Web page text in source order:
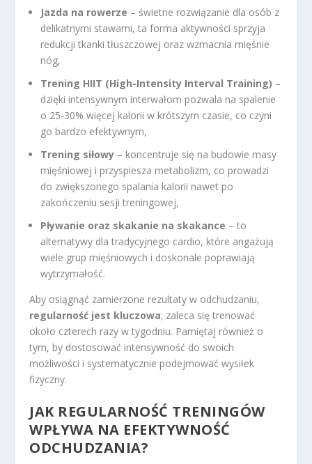
Jazda na rowerze – świetne rozwiązanie dla osób z
delikatnymi stawami, ta forma aktywności sprzyja
redukcji tkanki tłuszczowej oraz wzmacnia mięśnie
nóg,
Trening HIIT (High-Intensity Interval Training) –
dzięki intensywnym interwałom pozwala na spalenie
o 25-30% więcej kalorii w krótszym czasie, co czyni
go bardzo efektywnym,
Trening siłowy – koncentruje się na budowie masy
mięśniowej i przyspiesza metabolizm, co prowadzi
do zwiększonego spalania kalorii nawet po
zakończeniu sesji treningowej,
Pływanie oraz skakanie na skakance – to
alternatywy dla tradycyjnego cardio, które angażują
wiele grup mięśniowych i doskonale poprawiają
wytrzymałość.
Aby osiągnąć zamierzone rezultaty w odchudzaniu,
regularność jest kluczowa; zaleca się trenować
około czterech razy w tygodniu. Pamiętaj również o
tym, by dostosować intensywność do swoich
możliwości i systematycznie podejmować wysiłek
fizyczny.
JAK REGULARNOŚĆ TRENINGÓW
WPŁYWA NA EFEKTYWNOŚĆ
ODCHUDZANIA?